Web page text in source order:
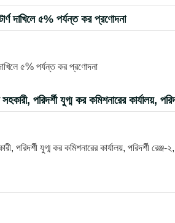
দাখিলে ৫% পর্যন্ত কর প্রণোদনা
৫% পর্যন্ত কর প্রণোদনা
পরিদর্শী যুগ্ম কর কমিশনারের কার্যালয়,
পরিদর্শী যুগ্ম কর কমিশনারের কার্যালয়, পরিদর্শী